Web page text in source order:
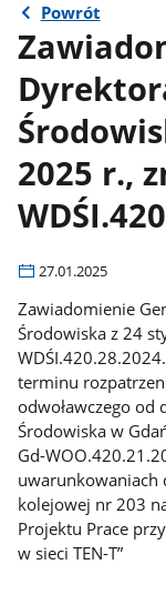
Powrót
2025 r.,
27.01.2025
Zawiadomienie
Środowiska z 24
terminu
odwoławczego od
Środowiska w
Gd-
uwarunkowaniach
kolejowej nr 203
Projektu Prace
w sieci TEN-T”